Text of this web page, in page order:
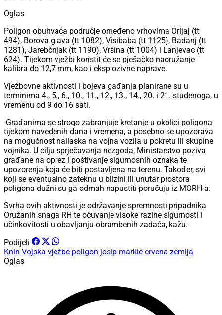
Oglas
Poligon obuhvaća područje omeđeno vrhovima Orljaj (tt
494), Borova glava (tt 1082), Visibaba (tt 1125), Badanj (tt
1281), Jarebčnjak (tt 1190), Vršina (tt 1004) i Lanjevac (tt
624). Tijekom vježbi koristit će se pješačko naoružanje
kalibra do 12,7 mm, kao i eksplozivne naprave.
Vježbovne aktivnosti i bojeva gađanja planirane su u
terminima 4., 5., 6., 10., 11., 12., 13., 14., 20. i 21. studenoga, u
vremenu od 9 do 16 sati.
-Građanima se strogo zabranjuje kretanje u okolici poligona
tijekom navedenih dana i vremena, a posebno se upozorava
na mogućnost nailaska na vojna vozila u pokretu ili skupine
vojnika. U cilju sprječavanja nezgoda, Ministarstvo poziva
građane na oprez i poštivanje sigurnosnih oznaka te
upozorenja koja će biti postavljena na terenu. Također, svi
koji se eventualno zateknu u blizini ili unutar prostora
poligona dužni su ga odmah napustiti-poručuju iz MORH-a.
Svrha ovih aktivnosti je održavanje spremnosti pripadnika
Oružanih snaga RH te očuvanje visoke razine sigurnosti i
učinkovitosti u obavljanju obrambenih zadaća, kažu.
Podijeli
Knin Vojska vježbe poligon josip markić crvena zemlja
Oglas